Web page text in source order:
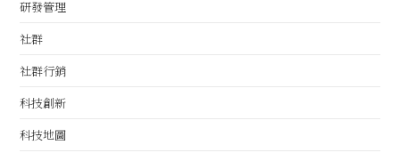
研發管理
社群
社群行銷
科技創新
科技地圖